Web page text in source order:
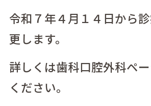
令和７年４月１４日から
更します。
詳しくは歯科口腔外科ペ
ください。